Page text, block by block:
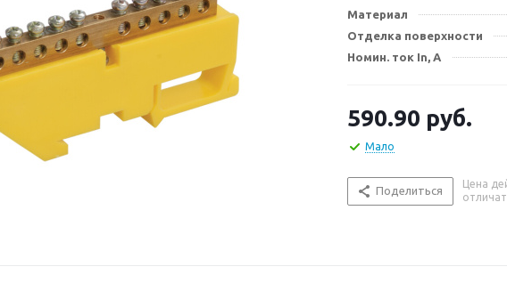
Материал
Отделка поверхности
Номин. ток In, А
590.90 руб.
Мало
Поделиться
Цена